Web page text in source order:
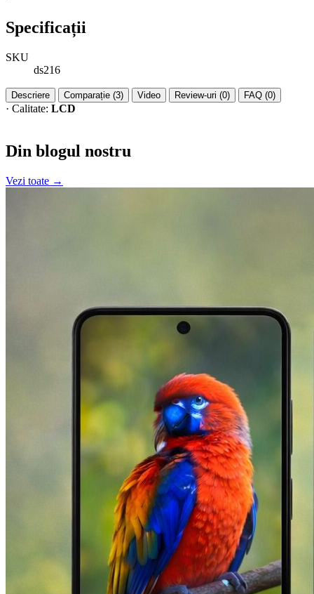
Specificații
SKU
ds216
Descriere Comparație (3) Video Review-uri (0) FAQ (0)
· Calitate: LCD
Din blogul nostru
Vezi toate →